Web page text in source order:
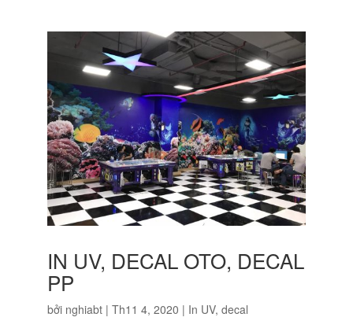
IN UV, DECAL OTO, DECAL
PP
bởi nghiabt| Th11 4, 2020 | In UV, decal